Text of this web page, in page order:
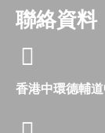
聯絡資料
香港中環德輔